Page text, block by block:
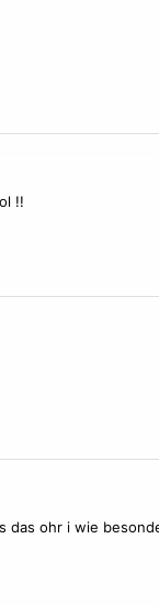
!!
das ohr i wie